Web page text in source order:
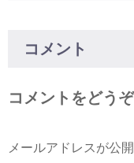
コメント
コメントをどうぞ
メールアドレスが公